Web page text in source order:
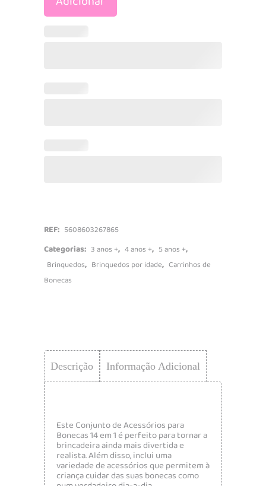
REF: 5608603267865
Categorias: 3 anos +, 4 anos +, 5 anos +,
Brinquedos, Brinquedos por idade, Carrinhos de
Bonecas
Descrição Informação Adicional
Este Conjunto de Acessórios para
Bonecas 14 em 1 é perfeito para tornar a
brincadeira ainda mais divertida e
realista. Além disso, inclui uma
variedade de acessórios que permitem à
criança cuidar das suas bonecas como